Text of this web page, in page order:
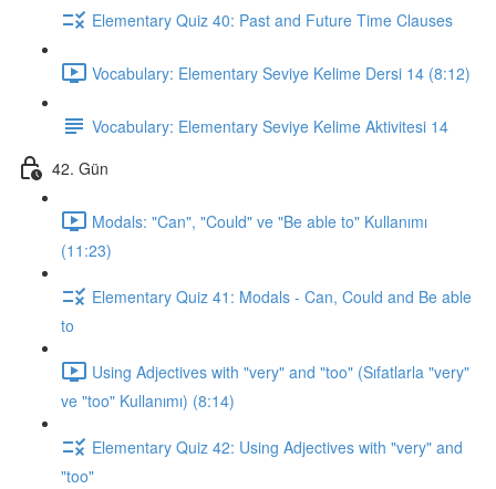
Elementary Quiz 40: Past and Future Time Clauses
Vocabulary: Elementary Seviye Kelime Dersi 14 (8:12)
Vocabulary: Elementary Seviye Kelime Aktivitesi 14
42. Gün
Modals: "Can", "Could" ve "Be able to" Kullanımı
(11:23)
Elementary Quiz 41: Modals - Can, Could and Be able
to
Using Adjectives with "very" and "too" (Sıfatlarla "very"
ve "too" Kullanımı) (8:14)
Elementary Quiz 42: Using Adjectives with "very" and
"too"